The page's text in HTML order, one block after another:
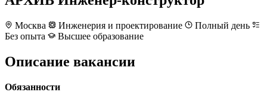
Москва Инженерия и проектирование
Полный день
Без опыта
Высшее образование
Описание вакансии
Обязанности